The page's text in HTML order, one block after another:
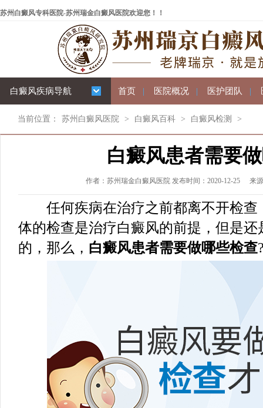
苏州白癜风专科医院-苏州瑞金白癜风医院欢迎您！！
白癜风疾病导航 首页 | 医院概况 | 医护团队 |
当前位置： 苏州白癜风医院 > 白癜风百科 > 白癜风检测 >
白癜风患者需要
作者：苏州瑞金白癜风医院 发布时间：2020-12-25 来
任何疾病在治疗之前都离不开检查
体的检查是治疗白癜风的前提，但是
的，那么， 白癜风患者需要做哪些检查